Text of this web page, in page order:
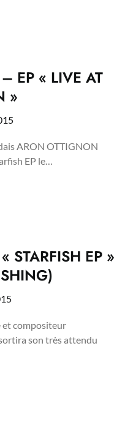
EP « LIVE AT
»
ARON OTTIGNON
EP le…
STARFISH EP »
et compositeur
son très attendu